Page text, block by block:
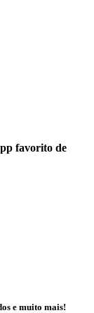
favorito de
e muito mais!